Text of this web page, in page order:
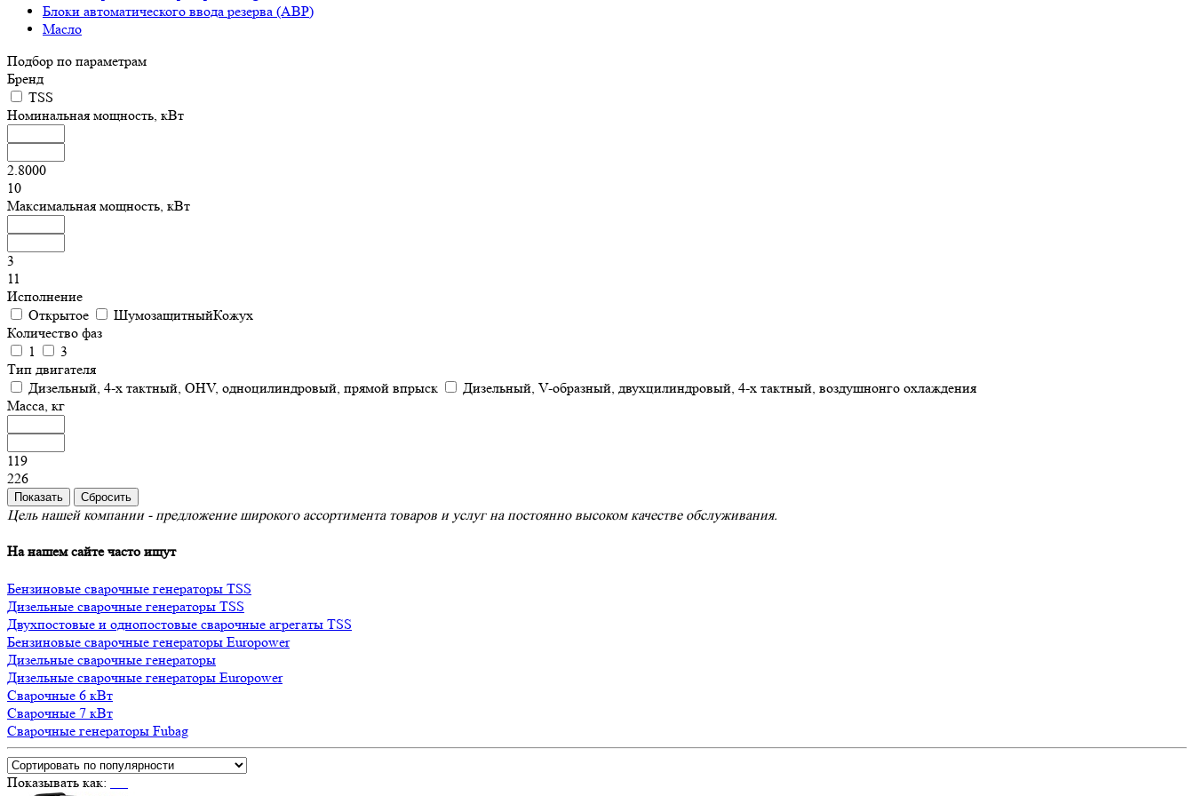
Блоки автоматического ввода резерва (АВР)
Масло
Подбор по параметрам
Бренд
TSS
Номинальная мощность, кВт
2.8000
10
Максимальная мощность, кВт
3
11
Исполнение
Открытое
ШумозащитныйКожух
Количество фаз
1
3
Тип двигателя
Дизельный, 4-х тактный, OHV, одноцилиндровый, прямой впрыск
Дизельный, V-образный, двухцилиндровый, 4-х тактный, воздушнонго охлаждения
Масса, кг
119
226
Цель нашей компании - предложение широкого ассортимента товаров и услуг на постоянно высоком качестве обслуживания.
На нашем сайте часто ищут
Бензиновые сварочные генераторы TSS
Дизельные сварочные генераторы TSS
Двухпостовые и однопостовые сварочные агрегаты TSS
Бензиновые сварочные генераторы Europower
Дизельные сварочные генераторы
Дизельные сварочные генераторы Europower
Сварочные 6 кВт
Сварочные 7 кВт
Сварочные генераторы Fubag
Показывать как: